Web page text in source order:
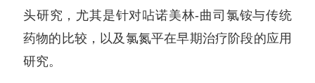
头研究，尤其是针对呫诺美林-曲司氯铵与传统
药物的比较，以及氯氮平在早期治疗阶段的应用
研究。